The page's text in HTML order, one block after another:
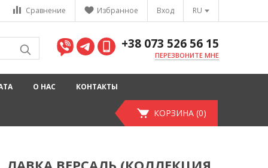
RU
Вход
Избранное
Сравнение
+38 073 526 56 15
ПЕРЕЗВОНИТЕ МНЕ
О НАС КОНТАКТЫ
КОРЗИНА (0)